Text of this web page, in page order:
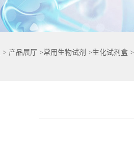
> 产品展厅 >常用生物试剂 >生化试剂盒 >